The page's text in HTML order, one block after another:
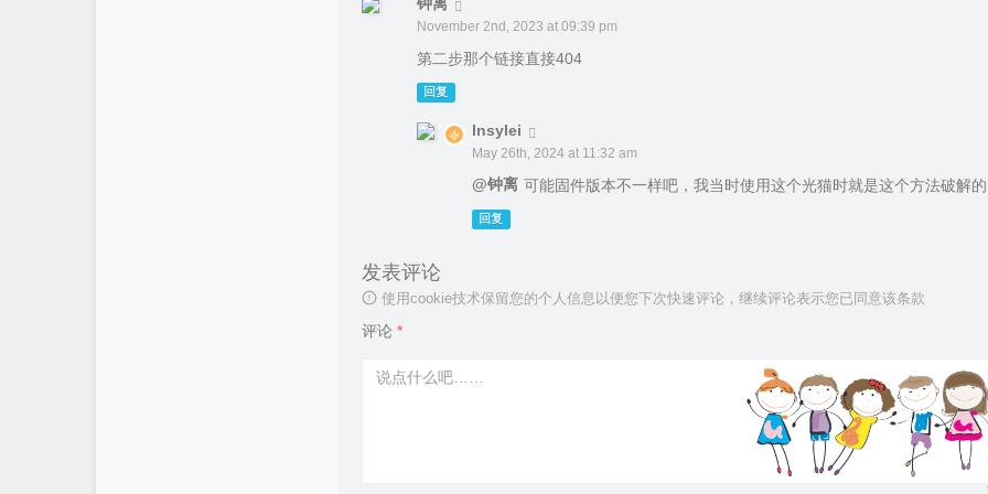
November 2nd, 2023 at 09:39 pm
第二步那个链接直接404
回复
lnsylei
May 26th, 2024 at 11:32 am
@钟离 可能固件版本不一样吧，我当时使用这个光猫时就是这个方法破解的
回复
发表评论
使用cookie技术保留您的个人信息以便您下次快速评论，继续评论表示您已同意该条款
评论 *